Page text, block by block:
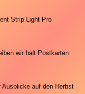
Strip Light Pro
wir halt Postkarten
Ausblicke auf den Herbst